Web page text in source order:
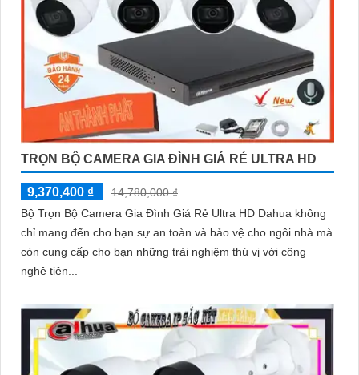
TRỌN BỘ CAMERA GIA ĐÌNH GIÁ RẺ ULTRA HD
9,370,400 ₫
14,780,000 ₫
Bộ Trọn Bộ Camera Gia Đình Giá Rẻ Ultra HD Dahua không
chỉ mang đến cho bạn sự an toàn và bảo vệ cho ngôi nhà mà
còn cung cấp cho bạn những trải nghiệm thú vị với công
nghệ tiên...